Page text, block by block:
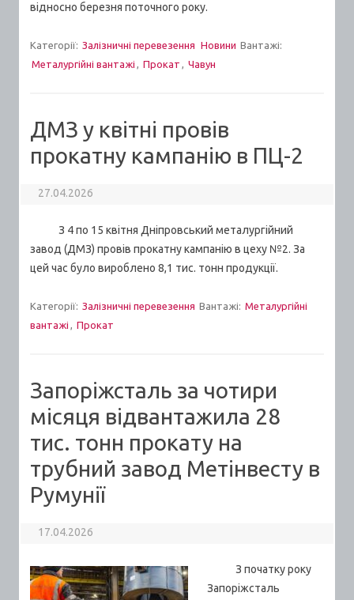
відносно березня поточного року.
Категорії: Залізничні перевезення Новини Вантажі:
Металургійні вантажі , Прокат , Чавун
ДМЗ у квітні провів
прокатну кампанію в ПЦ-2
27.04.2026
З 4 по 15 квітня Дніпровський металургійний
завод (ДМЗ) провів прокатну кампанію в цеху №2. За
цей час було вироблено 8,1 тис. тонн продукції.
Категорії: Залізничні перевезення Вантажі: Металургійні
вантажі , Прокат
Запоріжсталь за чотири
місяця відвантажила 28
тис. тонн прокату на
трубний завод Метінвесту в
Румунії
17.04.2026
З початку року
Запоріжсталь